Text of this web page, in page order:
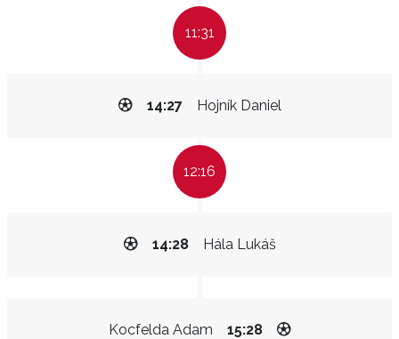
11:31
Hojník Daniel
14:27
12:16
Hála Lukáš
14:28
Kocfelda Adam 15:28